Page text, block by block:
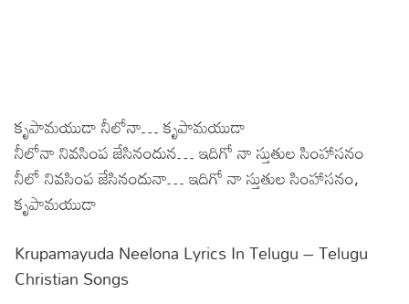
కృపామయుడా నీలోనా… కృపామయుడా
నీలోనా నివసింప జేసినందున… ఇదిగో నా స్తుతుల సింహాసనం
నీలో నివసింప జేసినందునా… ఇదిగో నా స్తుతుల సింహాసనం,
కృపామయుడా
Krupamayuda Neelona Lyrics In Telugu – Telugu
Christian Songs